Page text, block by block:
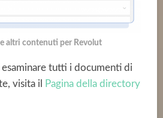
altri contenuti per Revolut
esaminare tutti i documenti di
visita il
Pagina della directory